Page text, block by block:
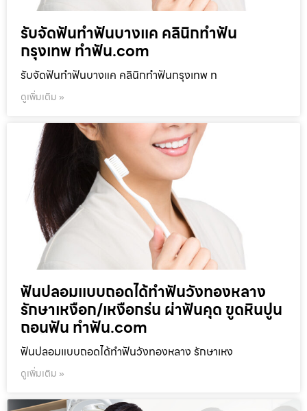
รับจัดฟันทำฟันบางแค คลินิกทำฟัน
กรุงเทพ ทำฟัน.com
รับจัดฟันทำฟันบางแค คลินิกทำฟันกรุงเทพ ท
ดูเพิ่มเติม »
ฟันปลอมแบบถอดได้ทำฟันวังทองหลาง
รักษาเหงือก/เหงือกร่น ผ่าฟันคุด ขูดหินปูน
ถอนฟัน ทำฟัน.com
ฟันปลอมแบบถอดได้ทำฟันวังทองหลาง รักษาเหง
ดูเพิ่มเติม »